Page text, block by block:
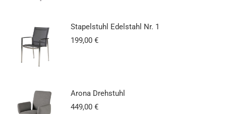
Stapelstuhl Edelstahl Nr. 1
199,00 €
Arona Drehstuhl
449,00 €